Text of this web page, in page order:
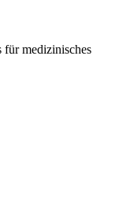
für medizinisches